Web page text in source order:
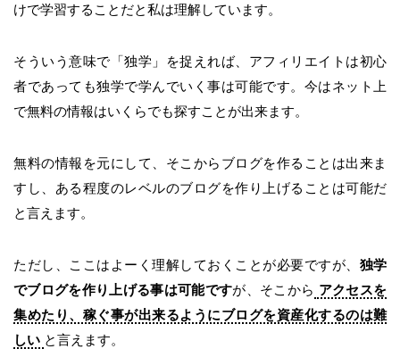
けで学習することだと私は理解しています。
そういう意味で「独学」を捉えれば、アフィリエイトは初心
者であっても独学で学んでいく事は可能です。今はネット上
で無料の情報はいくらでも探すことが出来ます。
無料の情報を元にして、そこからブログを作ることは出来ま
すし、ある程度のレベルのブログを作り上げることは可能だ
と言えます。
ただし、ここはよーく理解しておくことが必要ですが、 独学
でブログを作り上げる事は可能ですが、そこから アクセスを
集めたり、稼ぐ事が出来るようにブログを資産化するのは難
しい と言えます。